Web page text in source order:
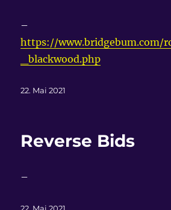
–
https://www.bridgebum.com/
_blackwood.php
Veröffentlicht
22. Mai 2021
Reverse Bids
–
Veröffentlicht